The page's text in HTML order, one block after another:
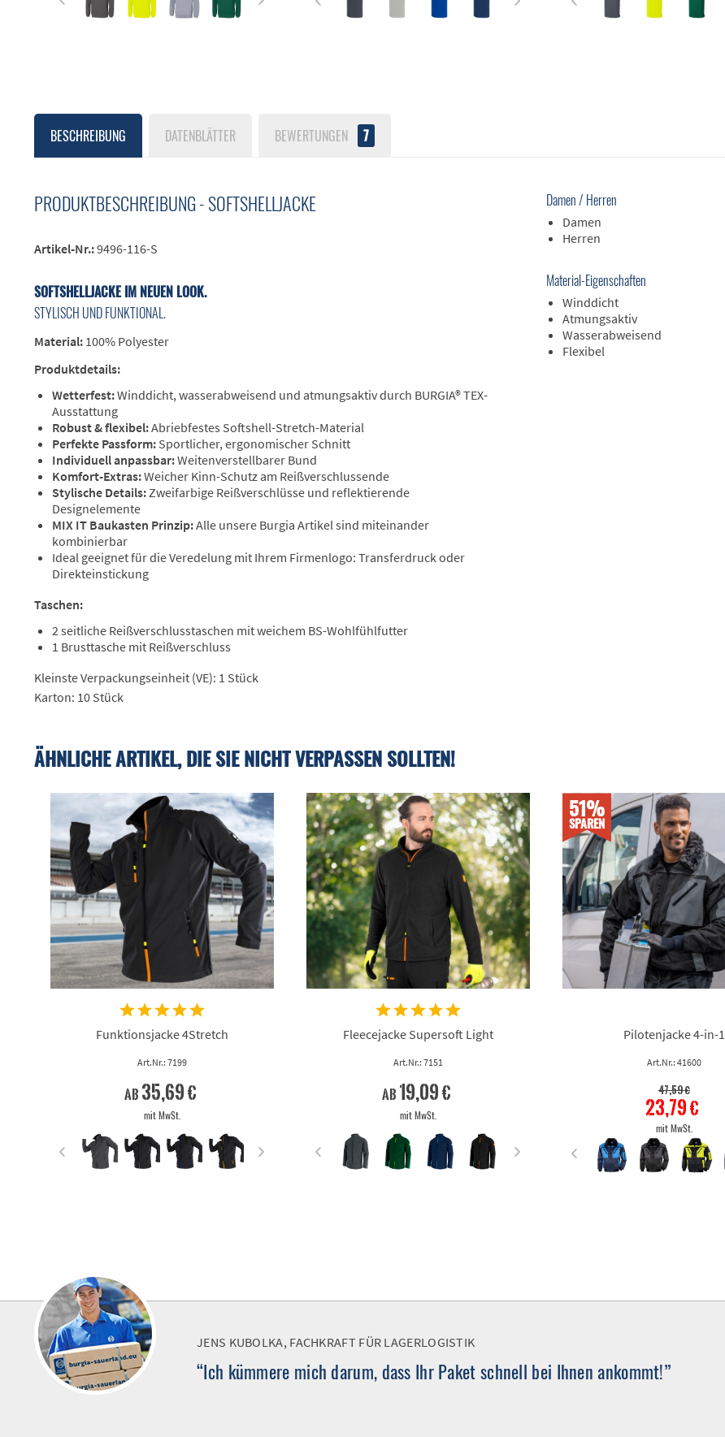
BESCHREIBUNG DATENBLÄTTER BEWERTUNGEN 7
PRODUKTBESCHREIBUNG - SOFTSHELLJACKE
Artikel-Nr.:9496-116-S
SOFTSHELLJACKE IM NEUEN LOOK.
STYLISCH UND FUNKTIONAL.
Material: 100% Polyester
Produktdetails:
Wetterfest:Winddicht, wasserabweisend und atmungsaktiv durch BURGIA® TEX-
Ausstattung
Robust & flexibel:Abriebfestes Softshell-Stretch-Material
Perfekte Passform: Sportlicher, ergonomischer Schnitt
Individuell anpassbar:Weitenverstellbarer Bund
Komfort-Extras:Weicher Kinn-Schutz am Reißverschlussende
Stylische Details:Zweifarbige Reißverschlüsse und reflektierende
Designelemente
MIX IT Baukasten Prinzip:Alle unsere Burgia Artikel sind miteinander
kombinierbar
Ideal geeignet für die Veredelung mit Ihrem Firmenlogo: Transferdruck oder
Direkteinstickung
Taschen:
2 seitliche Reißverschlusstaschen mit weichem BS-Wohlfühlfutter
1 Brusttasche mit Reißverschluss
Kleinste Verpackungseinheit (VE): 1 Stück
Karton: 10 Stück
Damen / Herren
Damen
Herren
Material-Eigenschaften
Winddicht
Atmungsaktiv
Wasserabweisend
Flexibel
ÄHNLICHE ARTIKEL, DIE SIE NICHT VERPASSEN SOLLTEN!
Funktionsjacke 4Stretch
Art.Nr.: 7199
ab 35,69 €
mit MwSt.
Fleecejacke Supersoft Light
Art.Nr.: 7151
ab 19,09 €
mit MwSt.
51%
SPAREN
Pilotenjacke 4-in-1
Art.Nr.: 41600
47,59 €
23,79 €
mit MwSt.
JENS KUBOLKA, FACHKRAFT FÜR LAGERLOGISTIK
“Ich kümmere mich darum, dass Ihr Paket schnell bei Ihnen ankommt!”